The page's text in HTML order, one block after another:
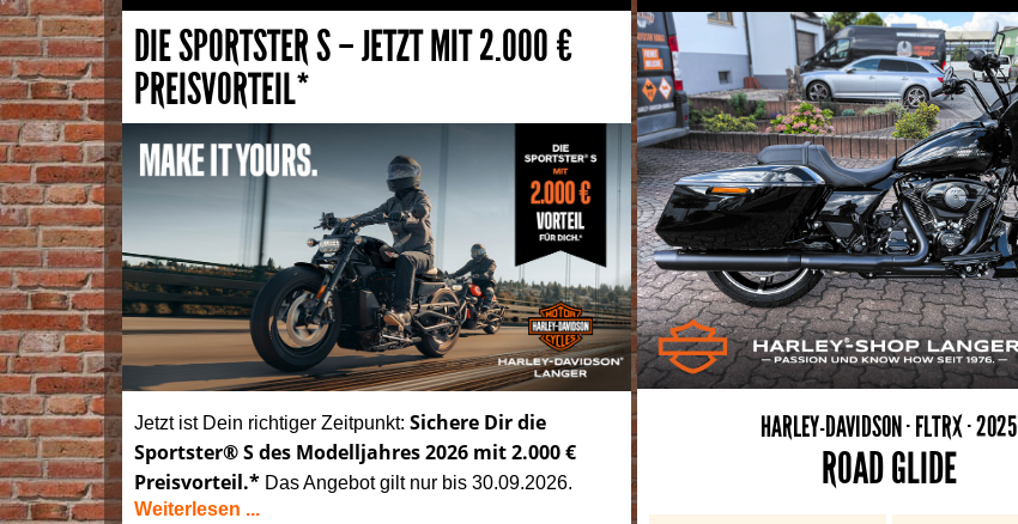
DIE SPORTSTER S – JETZT MIT 2.000 €
PREISVORTEIL*
Jetzt ist Dein richtiger Zeitpunkt: Sichere Dir die
Sportster® S des Modelljahres 2026 mit 2.000 €
Preisvorteil.* Das Angebot gilt nur bis 30.09.2026.
Weiterlesen ...
HARLEY-DAVIDSON · FLTRX · 2025
ROAD GLIDE